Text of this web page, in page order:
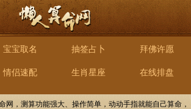
宝宝取名 抽签占卜 拜佛许愿
情侣速配 生肖星座 在线排盘
网，测算功能强大、操作简单，动动手指就能自己算命，